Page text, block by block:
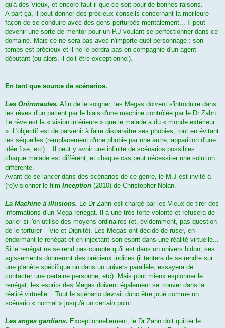
qu'à des Vieux, et encore faut-il que ce soit pour de bonnes raisons.
A part ça, il peut donner des précieux conseils concernant la meilleure
façon de se conduire avec des gens perturbés mentalement... Il peut
devenir une sorte de mentor pour un P.J voulant se perfectionner dans ce
domaine. Mais ce ne sera pas avec n'importe quel personnage : son
temps est précieux et il ne le perdra pas en compagnie d'un agent
débutant (ou alors, il doit être exceptionnel).
En tant que source de scénarios.
Les Onironautes. Afin de le soigner, les Megas doivent s'introduire dans
les rêves d'un patient par le biais d'une machine contrôlée par le Dr Zahn.
Le rêve est la « vision intérieure » que le malade a du « monde extérieur
». L'objectif est de parvenir à faire disparaître ses phobies, tout en évitant
les séquelles (remplacement d'une phobie par une autre, apparition d'une
idée fixe, etc)... Il peut y avoir une infinité de scénarios possibles :
chaque malade est différent, et chaque cas peut nécessiter une solution
différente.
Avant de se lancer dans des scénarios de ce genre, le M.J est invité à
(re)visionner le film Inception (2010) de Christopher Nolan.
La Machine à illusions. Le Dr Zahn est chargé par les Vieux de tirer des
informations d'un Mega renégat. Il a une très forte volonté et refusera de
parler si l'on utilise des moyens ordinaires (et, évidemment, pas question
de le torturer – Vie et Dignité). Les Megas ont décidé de ruser, en
endormant le renégat et en injectant son esprit dans une réalité virtuelle...
Si le renégat ne se rend pas compte qu'il est dans un univers bidon, ses
agissements donneront des précieux indices (il tentera de se rendre sur
une planète spécifique ou dans un univers parallèle, essayera de
contacter une certaine personne, etc). Mais pour mieux espionner le
renégat, les esprits des Megas doivent également se trouver dans la
réalité virtuelle... Tout le scénario devrait donc être joué comme un
scénario « normal » jusqu'à un certain point.
Les anges gardiens. Exceptionnellement, le Dr Zahn doit quitter le